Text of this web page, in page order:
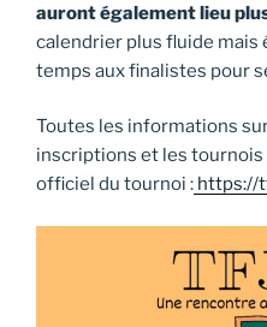
auront également lieu
calendrier plus fluide mais
temps aux finalistes pour
Toutes les informations
inscriptions et les
officiel du tournoi : https://